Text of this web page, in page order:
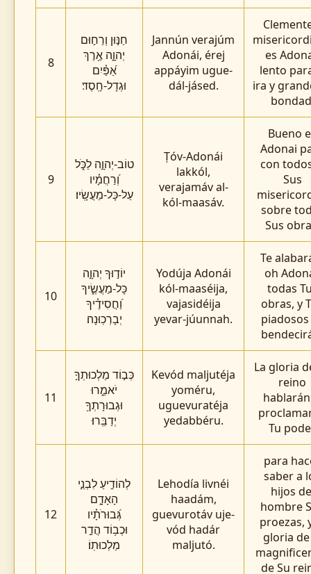
8
חַנּ֣וּן וְרַח֣וּם
יְהוָ֑ה אֶ֥רֶךְ
אַ֝פַּ֗יִם
וּגְדָל-חָֽסֶד׃
Jannún verajúm
Adonái, érej
appáyim ugue-
dál-jásed.
es
lento
ira y
9
טוֹב-יְהוָ֣ה לַכֹּ֑ל
וְ֝רַחֲמָ֗יו
עַל-כָּל-מַעֲשָֽׂיו׃
Ṭóv-Adonái
lakkól,
verajamáv al-
kól-maasáv.
Bueno
Adonai
con
Sus
sobre
Sus
10
יוֹד֣וּךָ יְהוָ֣ה
כָּל-מַעֲשֶׂ֑יךָ
וַ֝חֲסִידֶ֗יךָ
יְבָרְכֽוּנָה׃
Yodúja Adonái
kól-maaséija,
vajasidéija
yevar-júunnah.
Te
oh
todas
obras, y
piadosos
11
כְּב֣וֹד מַלְכוּתְךָ֣
יֹאמֵ֑רוּ
וּגְבוּרָתְךָ֥
יְדַבֵּֽרוּ׃
Kevód maljutéja
yoméru,
uguevuratéja
yedabbéru.
La gloria
reino
Tu
12
לְהוֹדִ֣יעַ לִבְנֵ֣י
הָאָדָ֑ם
גְּ֝בוּרֹתָ֗יו
וּכְב֥וֹד הֲדַ֣ר
מַלְכוּתֽוֹ׃
Lehodía livnéi
haadám,
guevurotáv uje-
vód hadár
maljutó.
para
saber a
hijos
hombre
proezas,
gloria
de Su